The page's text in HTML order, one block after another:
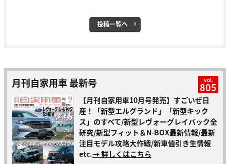
投稿一覧へ
月刊自家用車 最新号 vol.
805
【月刊自家用車10月号発売】すごいぜ日
産！「新型エルグランド」「新型キック
ス」のすべて/新型レヴォーグレイバック全
研究/新型フィット＆N-BOX最新情報/最新
注目モデル攻略大作戦/新車値引き生情報
etc.→ 詳しくはこちら